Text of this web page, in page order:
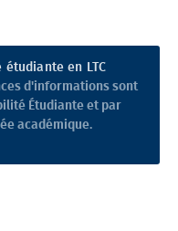
en LTC
d'informations sont
Étudiante et par
académique.